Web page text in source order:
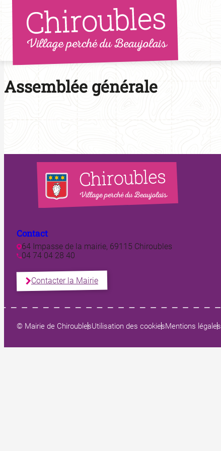
Aller
au
contenu
Assemblée générale
Contact
64 Impasse de la mairie, 69115 Chiroubles
04 74 04 28 40
Contacter la Mairie
© Mairie de ChiroublesUtilisation des cookiesMentions légales